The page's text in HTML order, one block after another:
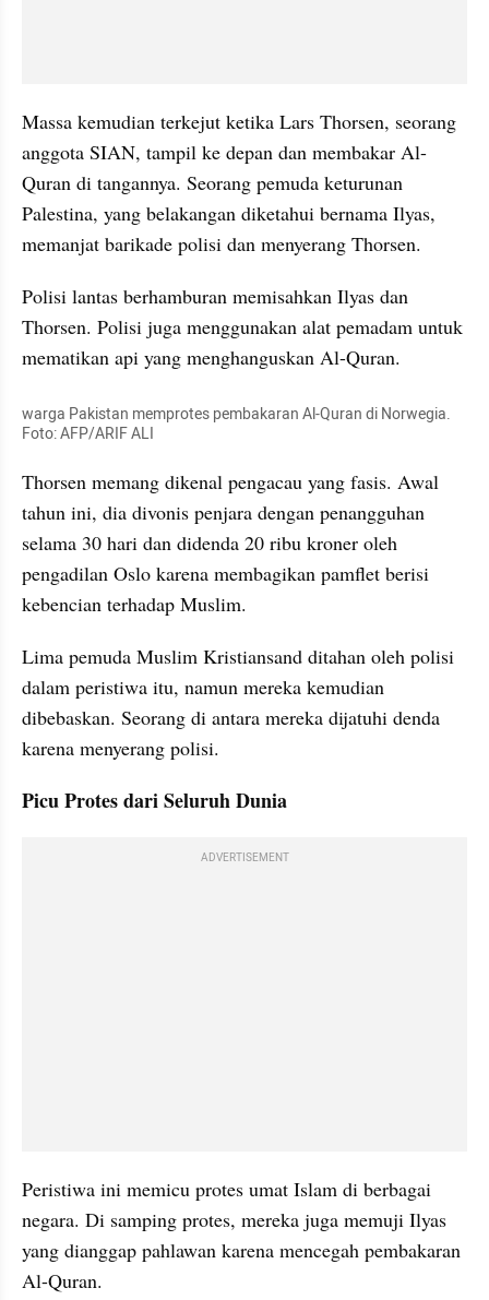
Massa kemudian terkejut ketika Lars Thorsen, seorang
anggota SIAN, tampil ke depan dan membakar Al-
Quran di tangannya. Seorang pemuda keturunan
Palestina, yang belakangan diketahui bernama Ilyas,
memanjat barikade polisi dan menyerang Thorsen.
Polisi lantas berhamburan memisahkan Ilyas dan
Thorsen. Polisi juga menggunakan alat pemadam untuk
mematikan api yang menghanguskan Al-Quran.
warga Pakistan memprotes pembakaran Al-Quran di Norwegia.
Foto: AFP/ARIF ALI
Thorsen memang dikenal pengacau yang fasis. Awal
tahun ini, dia divonis penjara dengan penangguhan
selama 30 hari dan didenda 20 ribu kroner oleh
pengadilan Oslo karena membagikan pamflet berisi
kebencian terhadap Muslim.
Lima pemuda Muslim Kristiansand ditahan oleh polisi
dalam peristiwa itu, namun mereka kemudian
dibebaskan. Seorang di antara mereka dijatuhi denda
karena menyerang polisi.
Picu Protes dari Seluruh Dunia
ADVERTISEMENT
Peristiwa ini memicu protes umat Islam di berbagai
negara. Di samping protes, mereka juga memuji Ilyas
yang dianggap pahlawan karena mencegah pembakaran
Al-Quran.